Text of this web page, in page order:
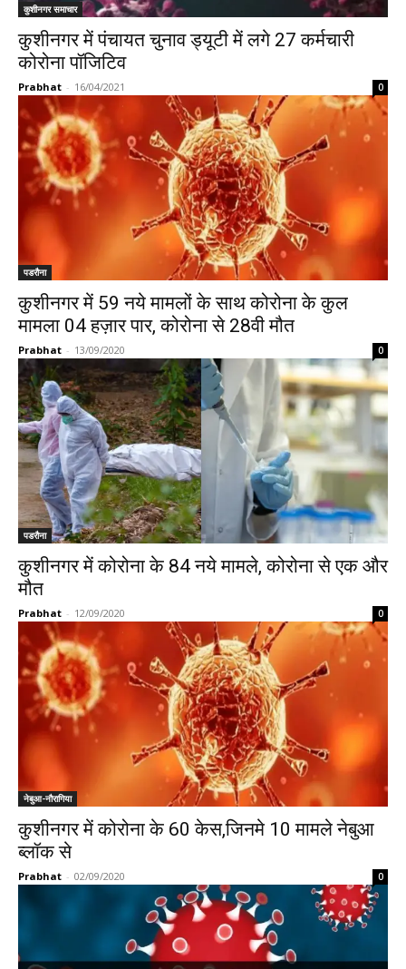
कुशीनगर समाचार
कुशीनगर में पंचायत चुनाव ड्यूटी में लगे 27 कर्मचारी
कोरोना पॉजिटिव
Prabhat - 16/04/2021 0
पडरौना
कुशीनगर में 59 नये मामलों के साथ कोरोना के कुल
मामला 04 हज़ार पार, कोरोना से 28वी मौत
Prabhat - 13/09/2020 0
पडरौना
कुशीनगर में कोरोना के 84 नये मामले, कोरोना से एक और
मौत
Prabhat - 12/09/2020 0
नेबुआ-नौरागिया
कुशीनगर में कोरोना के 60 केस,जिनमे 10 मामले नेबुआ
ब्लॉक से
Prabhat - 02/09/2020 0